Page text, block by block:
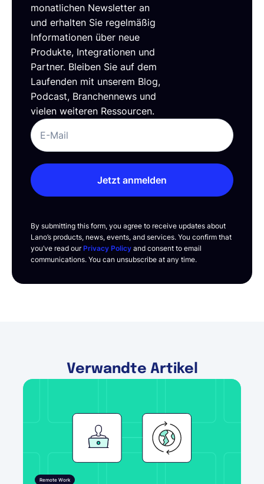
monatlichen Newsletter an
und erhalten Sie regelmäßig
Informationen über neue
Produkte, Integrationen und
Partner. Bleiben Sie auf dem
Laufenden mit unserem Blog,
Podcast, Branchennews und
vielen weiteren Ressourcen.
Jetzt anmelden
By submitting this form, you agree to receive updates about
Lano’s products, news, events, and services. You confirm that
you’ve read ourPrivacy Policy and consent to email
communications. You can unsubscribe at any time.
Verwandte Artikel
Remote Work